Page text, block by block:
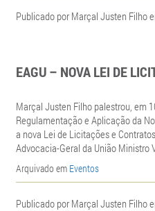
Publicado por Marçal Justen Filho
EAGU – NOVA LEI DE
Marçal Justen Filho palestrou, em
Regulamentação e Aplicação da
a nova Lei de Licitações e
Advocacia-Geral da União Ministro
Arquivado em Eventos
Publicado por Marçal Justen Filho